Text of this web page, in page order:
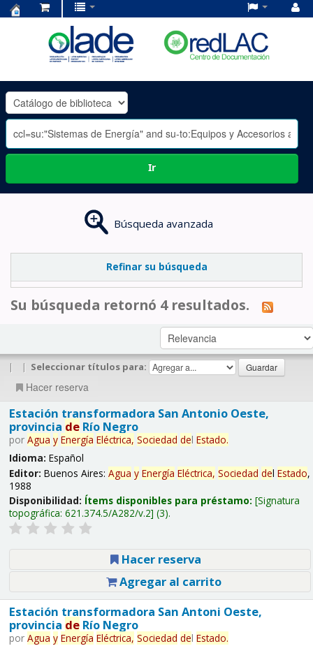
OLADE
-
Ir
Búsqueda avanzada
Refinar su búsqueda
Su búsqueda retornó 4 resultados.
| | Seleccionar títulos para:
Hacer reserva
Estación transformadora San Antonio Oeste,
provincia deRío Negro
por Agua y Energía Eléctrica, Sociedad del Estado.
Idioma: Español
Editor: Buenos Aires: Agua y Energía Eléctrica, Sociedad del Estado,
1988
Disponibilidad: Ítems disponibles para préstamo: Signatura
topográfica: 621.374.5/A282/v.2 (3).
Hacer reserva
Agregar al carrito
Estación transformadora San Antoni Oeste,
provincia deRío Negro
por Agua y Energía Eléctrica, Sociedad del Estado.